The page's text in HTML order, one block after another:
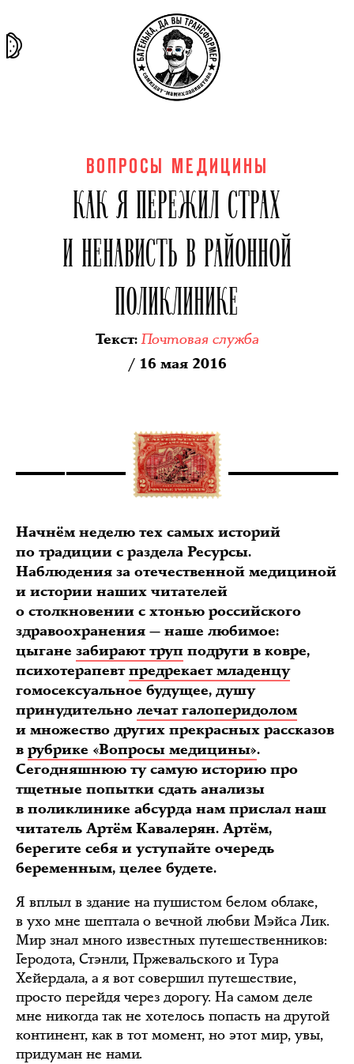
ВОПРОСЫ МЕДИЦИНЫ
КАК Я ПЕРЕЖИЛ СТРАХ
И НЕНАВИСТЬ В РАЙОННОЙ
ПОЛИКЛИНИКЕ
Текст:Почтовая служба
/ 16 мая 2016
Начнём неделю тех самых историй
по традиции с раздела Ресурсы.
Наблюдения за отечественной медициной
и истории наших читателей
о столкновении с хтонью российского
здравоохранения — наше любимое:
цыгане забирают труп подруги в ковре,
психотерапевтпредрекает младенцу
гомосексуальное будущее, душу
принудительно лечат галоперидолом
и множество других прекрасных рассказов
в рубрике «Вопросы медицины».
Сегодняшнюю ту самую историю про
тщетные попытки сдать анализы
в поликлинике абсурда нам прислал наш
читатель Артём Кавалерян. Артём,
берегите себя и уступайте очередь
беременным, целее будете.
Я вплыл в здание на пушистом белом облаке,
в ухо мне шептала о вечной любви Мэйса Лик.
Мир знал много известных путешественников:
Геродота, Стэнли, Пржевальского и Тура
Хейердала, а я вот совершил путешествие,
просто перейдя через дорогу. На самом деле
мне никогда так не хотелось попасть на другой
континент, как в тот момент, но этот мир, увы,
придуман не нами.